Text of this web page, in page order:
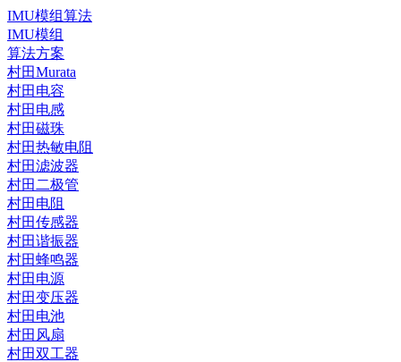
IMU模组算法
IMU模组
算法方案
村田Murata
村田电容
村田电感
村田磁珠
村田热敏电阻
村田滤波器
村田二极管
村田电阻
村田传感器
村田谐振器
村田蜂鸣器
村田电源
村田变压器
村田电池
村田风扇
村田双工器